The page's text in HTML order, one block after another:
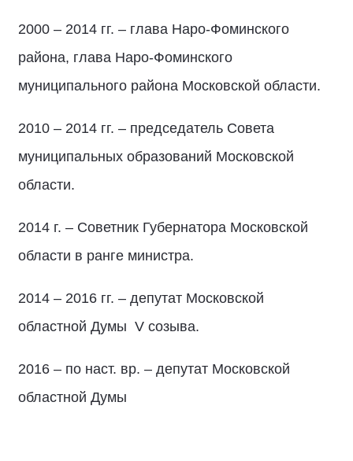
2000 – 2014 гг. – глава Наро-Фоминского
района, глава Наро-Фоминского
муниципального района Московской области.
2010 – 2014 гг. – председатель Совета
муниципальных образований Московской
области.
2014 г. – Советник Губернатора Московской
области в ранге министра.
2014 – 2016 гг. – депутат Московской
областной Думы V созыва.
2016 – по наст. вр. – депутат Московской
областной Думы